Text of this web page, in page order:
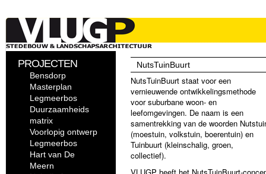
PROJECTEN
Bensdorp
Masterplan
Legmeerbos
Duurzaamheids
matrix
Voorlopig ontwerp
Legmeerbos
Hart van De
Meern
NutsTuinBuurt
NutsTuinBuurt staat voor een
vernieuwende ontwikkelingsmethode
voor suburbane woon- en
leefomgevingen. De naam is een
samentrekking van de woorden
(moestuin, volkstuin, boerentuin) en
Tuinbuurt (kleinschalig, groen,
collectief).